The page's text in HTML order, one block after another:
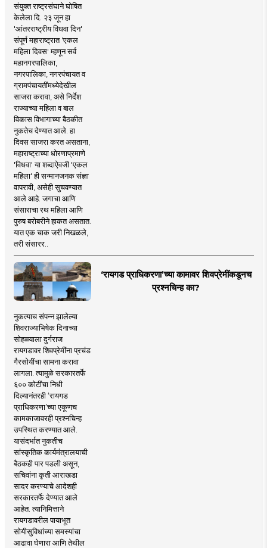
संयुक्त राष्ट्रसंघाने घोषित
केलेला दि. २३ जून हा
'आंतरराष्ट्रीय विधवा दिन'
संपूर्ण महाराष्ट्रात 'एकल
महिला दिवस' म्हणून सर्व
महानगरपालिका,
नगरपालिका, नगरपंचायत व
ग्रामपंचायतींमध्येदेखील
साजरा करावा, असे निर्देश
राज्याच्या महिला व बाल
विकास विभागाच्या बैठकीत
नुकतेच देण्यात आले. हा
दिवस साजरा करत असताना,
महाराष्ट्राच्या धोरणाप्रमाणे
'विधवा' या शब्दाऐवजी 'एकल
महिला' ही सन्मानजनक संज्ञा
वापरावी, असेही सुचवण्यात
आले आहे. जगाचा आणि
संसाराचा रथ महिला आणि
पुरुष बरोबरीने हाकत असतात.
यात एक चाक जरी निखळले,
तरी संसारर..
‘रायगड प्राधिकरणा’च्या कामावर शिवप्रेमींकडूनच
प्रश्नचिन्ह का?
नुकत्याच संपन्न झालेल्या
शिवराज्याभिषेक दिनाच्या
सोहळ्याला दुर्गराज
रायगडावर शिवप्रेमींना प्रचंड
गैरसोयींचा सामना करावा
लागला. त्यामुळे सरकारतर्फे
६०० कोटींचा निधी
दिल्यानंतरही ‘रायगड
प्राधिकरणा’च्या एकूणच
कामकाजावरही प्रश्नचिन्ह
उपस्थित करण्यात आले.
यासंदर्भात नुकतीच
सांस्कृतिक कार्यमंत्रालयाची
बैठकही पार पडली असून,
सचिवांना कृती आराखडा
सादर करण्याचे आदेशही
सरकारतर्फे देण्यात आले
आहेत. त्यानिमित्ताने
रायगडावरील पायाभूत
सोयीसुविधांच्या समस्यांचा
आढावा घेणारा आणि तेथील